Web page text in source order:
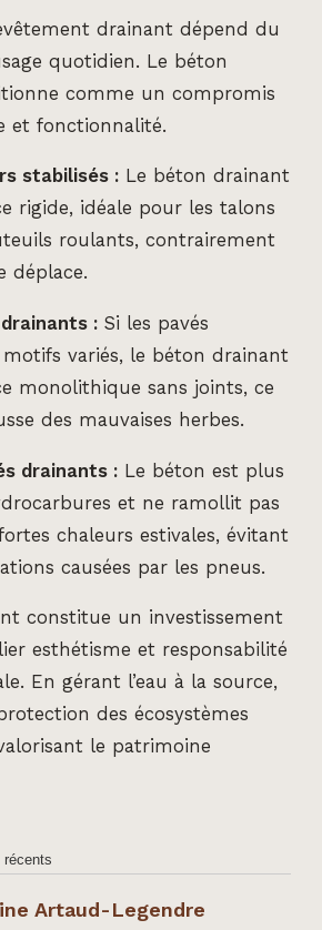
drainant dépend du
quotidien. Le béton
comme un compromis
et fonctionnalité.
stabilisés : Le béton drainant
rigide, idéale pour les talons
roulants, contrairement
déplace.
: Si les pavés
variés, le béton drainant
monolithique sans joints, ce
des mauvaises herbes.
drainants : Le béton est plus
et ne ramollit pas
chaleurs estivales, évitant
causées par les pneus.
constitue un investissement
esthétisme et responsabilité
En gérant l’eau à la source,
des écosystèmes
le patrimoine
Artaud-Legendre